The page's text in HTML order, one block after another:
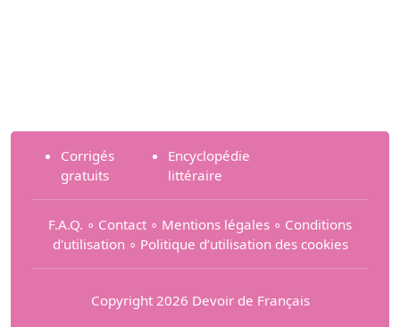
Corrigés
gratuits
Encyclopédie
littéraire
F.A.Q. ∘ Contact ∘ Mentions légales ∘ Conditions
d'utilisation ∘ Politique d’utilisation des cookies
Copyright 2026 Devoir de Français